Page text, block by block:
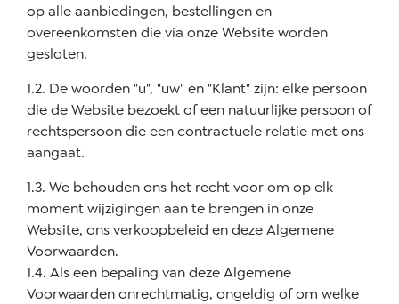
op alle aanbiedingen, bestellingen en
overeenkomsten die via onze Website worden
gesloten.
1.2. De woorden "u", "uw" en "Klant" zijn: elke persoon
die de Website bezoekt of een natuurlijke persoon of
rechtspersoon die een contractuele relatie met ons
aangaat.
1.3. We behouden ons het recht voor om op elk
moment wijzigingen aan te brengen in onze
Website, ons verkoopbeleid en deze Algemene
Voorwaarden.
1.4. Als een bepaling van deze Algemene
Voorwaarden onrechtmatig, ongeldig of om welke